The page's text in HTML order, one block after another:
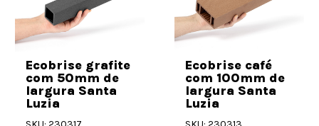
Ecobrise grafite
com 50mm de
largura Santa
Luzia
Ecobrise café
com 100mm de
largura Santa
Luzia